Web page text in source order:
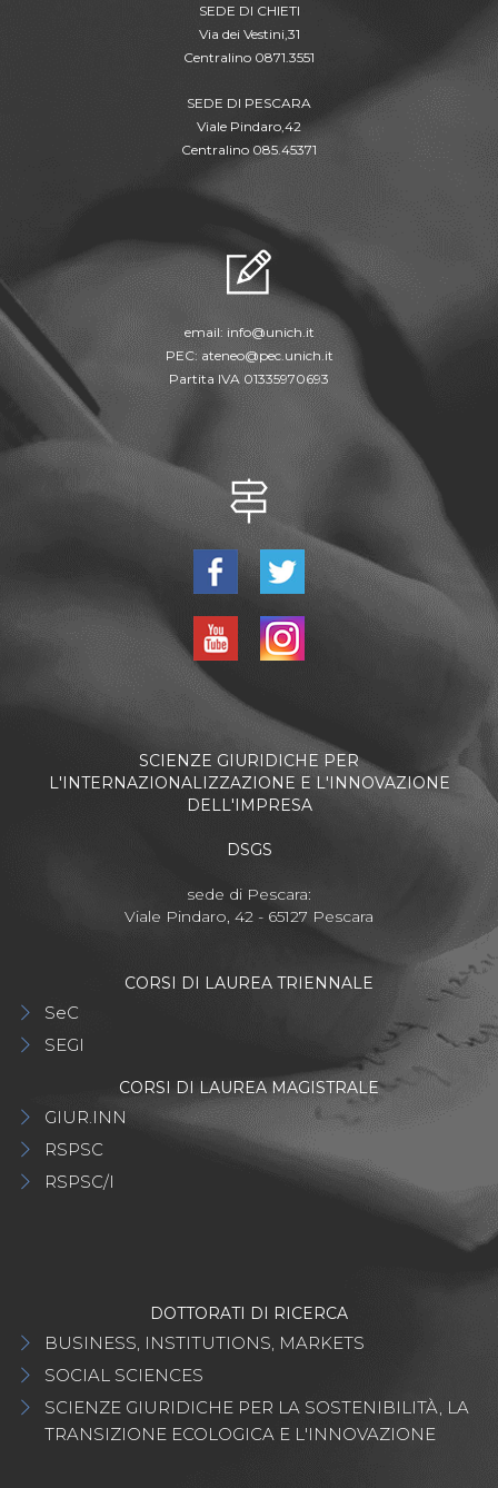
SEDE DI CHIETI
Via dei Vestini,31
Centralino 0871.3551
SEDE DI PESCARA
Viale Pindaro,42
Centralino 085.45371
email: info@unich.it
PEC: ateneo@pec.unich.it
Partita IVA 01335970693
SCIENZE GIURIDICHE PER
L'INTERNAZIONALIZZAZIONE E L'INNOVAZIONE
DELL'IMPRESA
DSGS
sede di Pescara:
Viale Pindaro, 42 - 65127 Pescara
CORSI DI LAUREA TRIENNALE
SeC
SEGI
CORSI DI LAUREA MAGISTRALE
GIUR.INN
RSPSC
RSPSC/I
DOTTORATI DI RICERCA
BUSINESS, INSTITUTIONS, MARKETS
SOCIAL SCIENCES
SCIENZE GIURIDICHE PER LA SOSTENIBILITÀ, LA
TRANSIZIONE ECOLOGICA E L'INNOVAZIONE